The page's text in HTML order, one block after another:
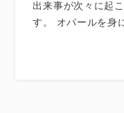
出来事が次々に起
す。 オパールを身